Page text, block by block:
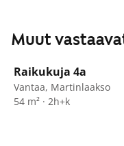
Muut
Raikukuja 4a
Vantaa, Martinlaakso
54 m² · 2h+k